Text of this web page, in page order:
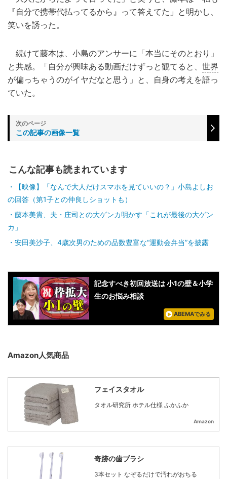
『自分で携帯代払ってるから』って答えてた」と明かし、
笑いを誘った。
続けて藤本は、小島のアンサーに「本当にそのとおり」
と共感。「自分が興味ある動画だけずっと観てると、 世界
が偏っちゃうのがイヤだなと思う」と、自身の考えを語っ
ていた。
この記事の画像一覧
こんな記事も読まれています
【映像】「なんで大人だけスマホを見ていいの？」小島よしお
の回答（第1子との仲良しショットも）
藤本美貴、夫・庄司との大ゲンカ明かす「これが最後の大ゲン
カ」
安田美沙子、4歳次男のための品数豊富な“運動会弁当”を披露
記念すべき初回放送は 小1の壁＆小学
生のお悩み相談
ABEMAでみる
Amazon人気商品
フェイスタオル
タオル研究所 ホテル仕様 ふかふか
Amazon
奇跡の歯ブラシ
3本セット なぞるだけで汚れがおちる